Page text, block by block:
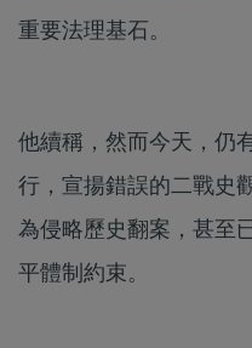
重要法理基石。
他續稱，然而今天，仍
行，宣揚錯誤的二戰史
為侵略歷史翻案，甚至
平體制約束。